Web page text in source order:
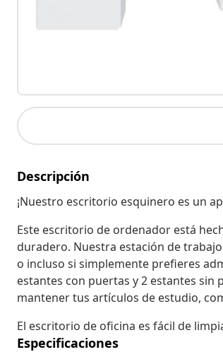
Descripción
¡Nuestro escritorio esquinero es un
Este escritorio de ordenador está
duradero. Nuestra estación de
o incluso si simplemente prefieres
estantes con puertas y 2 estantes sin
mantener tus artículos de estudio,
El escritorio de oficina es fácil de
Especificaciones